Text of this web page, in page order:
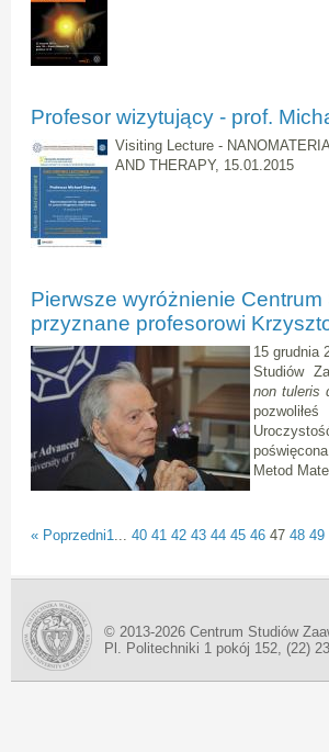
Profesor wizytujący - prof.
Visiting Lecture -
AND THERAPY, 15.01.2015
Pierwsze wyróżnienie
przyznane profesorowi
15 grudnia
Studiów
non tuleris
Metod
« Poprzedni1... 40 41 42 43 44 45 46 47 48 49
© 2013-2026 Centrum Studiów
Pl. Politechniki 1 pokój 152, (22)